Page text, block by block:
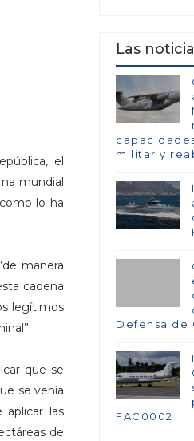
el
mundial
lo ha
manera
cadena
legítimos
que se
se venía
aplicar las
de
Las
militar y
Defensa de
FAC0002